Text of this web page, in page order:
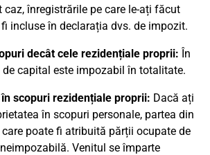
caz, înregistrările pe care le-ați făcut
incluse în declarația dvs. de impozit.
decât cele rezidențiale proprii: În
capital este impozabil în totalitate.
scopuri rezidențiale proprii: Dacă ați
în scopuri personale, partea din
poate fi atribuită părții ocupate de
Venitul se împarte